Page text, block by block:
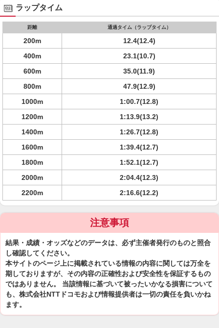
ラップタイム
距離 通過タイム（ラップタイム）
200m
12.4(12.4)
400m
23.1(10.7)
600m
35.0(11.9)
800m
47.9(12.9)
1000m
1:00.7(12.8)
1200m
1:13.9(13.2)
1400m
1:26.7(12.8)
1600m
1:39.4(12.7)
1800m
1:52.1(12.7)
2000m
2:04.4(12.3)
2200m
2:16.6(12.2)
注意事項
結果・成績・オッズなどのデータは、必ず主催者発行のものと照合
し確認してください。
本サイトのページ上に掲載されている情報の内容に関しては万全を
期しておりますが、その内容の正確性および安全性を保証するもの
ではありません。 当該情報に基づいて被ったいかなる損害について
も、株式会社NTTドコモおよび情報提供者は一切の責任を負いかね
ます。